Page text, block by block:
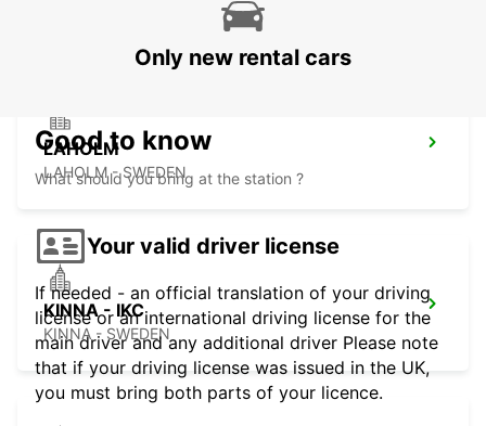
LAHOLM
LAHOLM - SWEDEN
KINNA - IKC
KINNA - SWEDEN
Only new rental cars
Good to know
What should you bring at the station ?
Your valid driver license
If needed - an official translation of your driving
license or an international driving license for the
main driver and any additional driver Please note
that if your driving license was issued in the UK,
you must bring both parts of your licence.